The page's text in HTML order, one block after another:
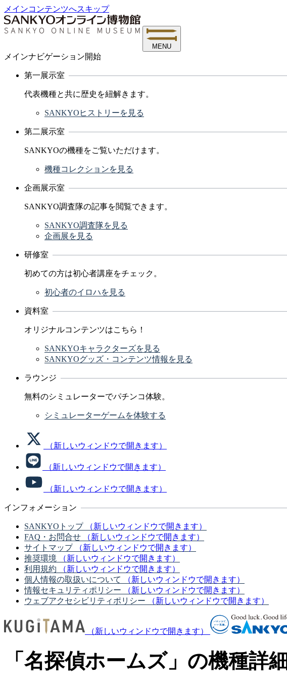
メインコンテンツへスキップ
MENU
メインナビゲーション開始
第一展示室
代表機種と共に歴史を紐解きます。
SANKYOヒストリーを見る
第二展示室
SANKYOの機種をご覧いただけます。
機種コレクションを見る
企画展示室
SANKYO調査隊の記事を閲覧できます。
SANKYO調査隊を見る
企画展を見る
研修室
初めての方は初心者講座をチェック。
初心者のイロハを見る
資料室
オリジナルコンテンツはこちら！
SANKYOキャラクターズを見る
SANKYOグッズ・コンテンツ情報を見る
ラウンジ
無料のシミュレーターでパチンコ体験。
シミュレーターゲームを体験する
（新しいウィンドウで開きます）
（新しいウィンドウで開きます）
（新しいウィンドウで開きます）
インフォメーション
SANKYOトップ
（新しいウィンドウで開きます）
FAQ・お問合せ
（新しいウィンドウで開きます）
サイトマップ
（新しいウィンドウで開きます）
推奨環境
（新しいウィンドウで開きます）
利用規約
（新しいウィンドウで開きます）
個人情報の取扱いについて
（新しいウィンドウで開きます）
情報セキュリティポリシー
（新しいウィンドウで開きます）
ウェブアクセシビリティポリシー
（新しいウィンドウで開きます）
（新しいウィンドウで開きます）
「名探偵ホームズ」の機種詳細